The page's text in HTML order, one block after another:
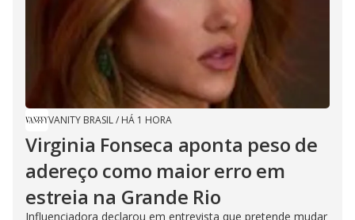
VANITY BRASIL/ HÁ 1 HORA
Virginia Fonseca aponta peso de
adereço como maior erro em
estreia na Grande Rio
Influenciadora declarou em entrevista que pretende mudar